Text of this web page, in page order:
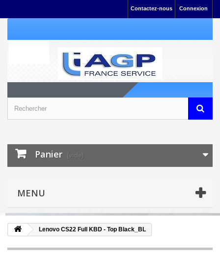
Connexion
Contactez-nous
Panier (vide)
MENU
Lenovo CS22 Full KBD - Top Black_BL